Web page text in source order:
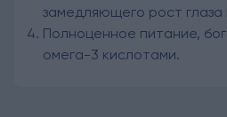
замедляющего рост глаза
Полноценное питание,
омега-3 кислотами.